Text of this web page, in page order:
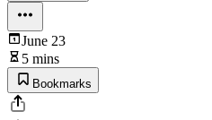
June 23
5 mins
Bookmarks